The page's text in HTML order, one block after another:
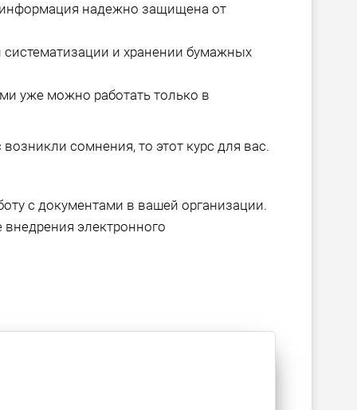
надежно защищена от
и хранении бумажных
уже можно работать только в
сомнения, то этот курс для вас.
с документами в вашей организации.
внедрения электронного